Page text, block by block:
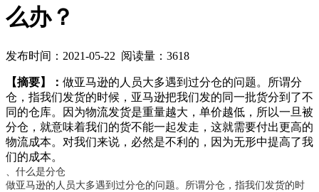
么办？
发布时间：2021-05-22 阅读量：3618
【摘要】： 做亚马逊的人员大多遇到过分仓的问题。所谓分
仓，指我们发货的时候，亚马逊把我们发的同一批货分到了不
同的仓库。因为物流发货是重量越大，单价越低，所以一旦被
分仓，就意味着我们的货不能一起发走，这就需要付出更高的
物流成本。对我们来说，必然是不利的，因为无形中提高了我
们的成本。
、什么是分仓
做亚马逊的人员大多遇到过分仓的问题。所谓分仓，指我们发货的时